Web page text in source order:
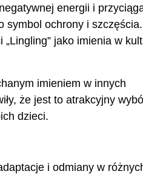
energii i
symbol ochrony i
jako imienia w
imieniem w innych
że jest to atrakcyjny
dzieci.
i odmiany w